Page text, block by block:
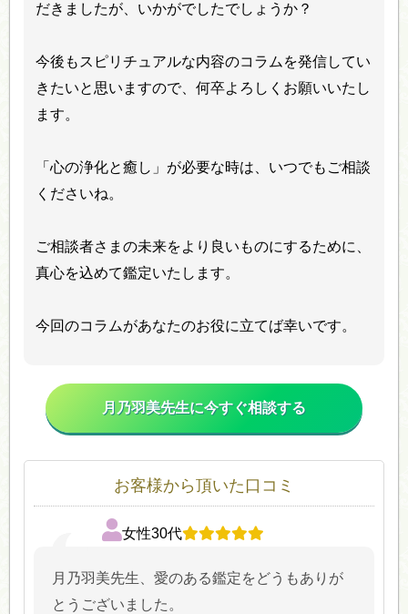
だきましたが、いかがでしたでしょうか？
今後もスピリチュアルな内容のコラムを発信してい
きたいと思いますので、何卒よろしくお願いいたし
ます。
「心の浄化と癒し」が必要な時は、いつでもご相談
くださいね。
ご相談者さまの未来をより良いものにするために、
真心を込めて鑑定いたします。
今回のコラムがあなたのお役に立てば幸いです。
月乃羽美先生に今すぐ相談する
お客様から頂いた口コミ
女性30代
月乃羽美先生、愛のある鑑定をどうもありが
とうございました。